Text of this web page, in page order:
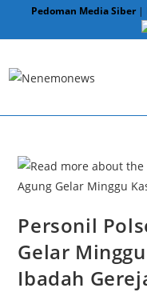
Pedoman Media Siber|
Personil
Gelar
Ibadah